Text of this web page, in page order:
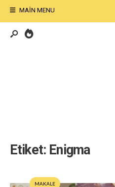
MAIN MENU
Etiket: Enigma
MAKALE